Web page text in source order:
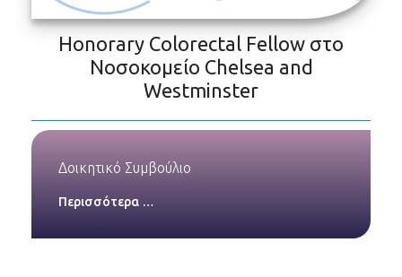
Honorary Colorectal Fellow στο
Νοσοκομείο Chelsea and
Westminster
Δοικητικό Συμβούλιο
Περισσότερα …